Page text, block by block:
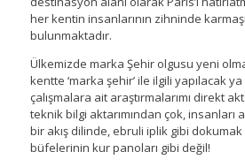
her kentin insanlarının zihninde
bulunmaktadır.
Ülkemizde marka Şehir olgusu yeni
kentte ‘marka şehir’ ile ilgili yapılacak
çalışmalara ait araştırmalarımı direkt
teknik bilgi aktarımından çok, insanları
bir akış dilinde, ebruli iplik gibi
büfelerinin kur panoları gibi değil!